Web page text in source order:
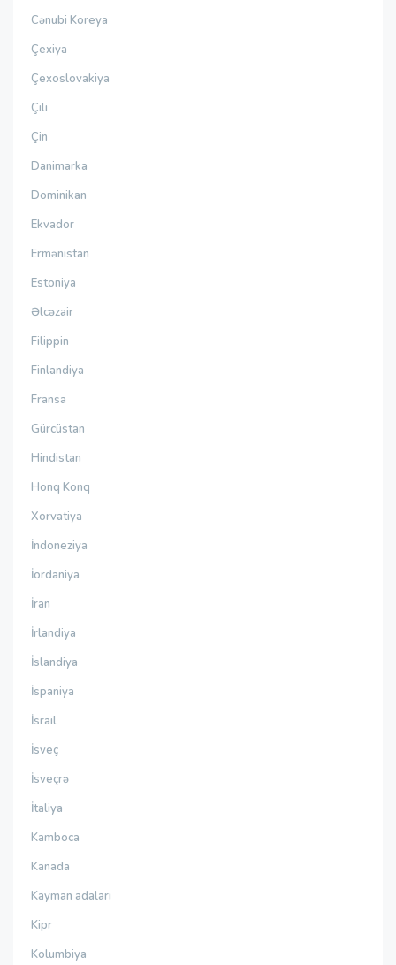
Cənubi Koreya
Çexiya
Çexoslovakiya
Çili
Çin
Danimarka
Dominikan
Ekvador
Ermənistan
Estoniya
Əlcəzair
Filippin
Finlandiya
Fransa
Gürcüstan
Hindistan
Honq Konq
Xorvatiya
İndoneziya
İordaniya
İran
İrlandiya
İslandiya
İspaniya
İsrail
İsveç
İsveçrə
İtaliya
Kamboca
Kanada
Kayman adaları
Kipr
Kolumbiya